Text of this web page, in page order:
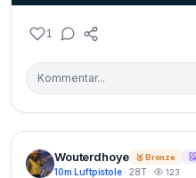
1
Wouterdhoye 🥉 Bronze
10m Luftpistole · 28T · 123